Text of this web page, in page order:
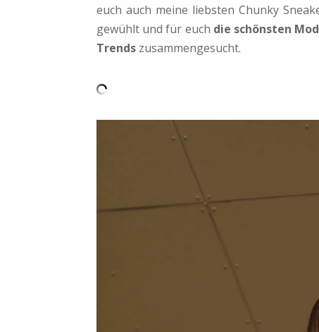
euch auch meine liebsten Chunky
gewühlt und für euch die schönsten
Trends zusammengesucht.